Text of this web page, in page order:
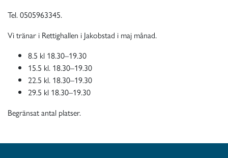
Tel. 0505963345.
Vi tränar i Rettighallen i Jakobstad i maj månad.
8.5 kl 18.30–19.30
15.5 kl. 18.30–19.30
22.5 kl. 18.30–19.30
29.5 kl 18.30–19.30
Begränsat antal platser.